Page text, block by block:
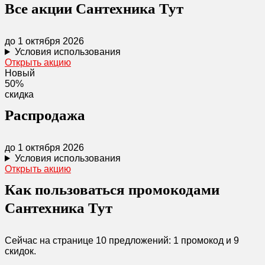
Все акции Сантехника Тут
до 1 октября 2026
Условия использования
Открыть акцию
Новый
50%
скидка
Распродажа
до 1 октября 2026
Условия использования
Открыть акцию
Как пользоваться промокодами
Сантехника Тут
Сейчас на странице 10 предложений: 1 промокод и 9
скидок.